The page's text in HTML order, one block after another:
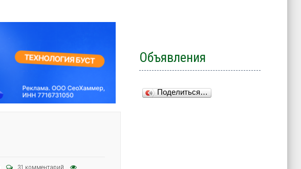
31 комментарий
Объявления
Поделиться…